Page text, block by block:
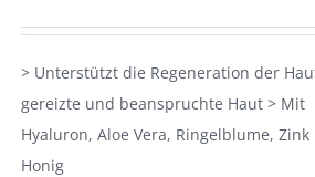
> Unterstützt die Regeneration der
gereizte und beanspruchte Haut > Mit
Hyaluron, Aloe Vera, Ringelblume, Zink
Honig